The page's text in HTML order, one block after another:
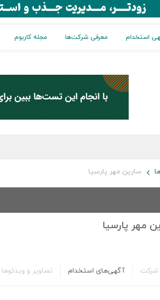
استخدام معرفی شرکت‌ها مجله کاربوم
سارین مهر پارسیا
مهر پارسیا
شرکت آگهی‌های استخدام تصاویر و ویدئوها